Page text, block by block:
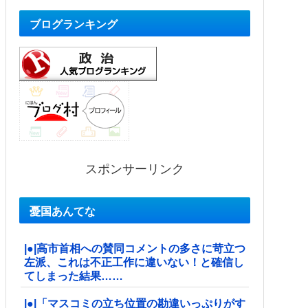
ブログランキング
スポンサーリンク
憂国あんてな
|●|高市首相への賛同コメントの多さに苛立つ
左派、これは不正工作に違いない！と確信し
てしまった結果……
|●|「マスコミの立ち位置の勘違いっぷりがす